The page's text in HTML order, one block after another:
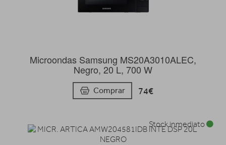
Microondas Samsung MS20A3010ALEC,
Negro, 20 L, 700 W
Comprar 74€
Stock inmediato